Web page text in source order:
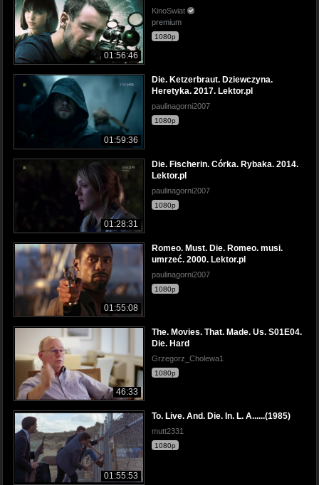
01:56:46
KinoSwiat
premium
1080p
01:59:36
Die. Ketzerbraut. Dziewczyna.
Heretyka. 2017. Lektor.pl
paulinagorni2007
1080p
01:28:31
Die. Fischerin. Córka. Rybaka. 2014.
Lektor.pl
paulinagorni2007
1080p
01:55:08
Romeo. Must. Die. Romeo. musi.
umrzeć. 2000. Lektor.pl
paulinagorni2007
1080p
46:33
The. Movies. That. Made. Us. S01E04.
Die. Hard
Grzegorz_Cholewa1
1080p
01:55:53
To. Live. And. Die. In. L. A......(1985)
mutt2331
1080p